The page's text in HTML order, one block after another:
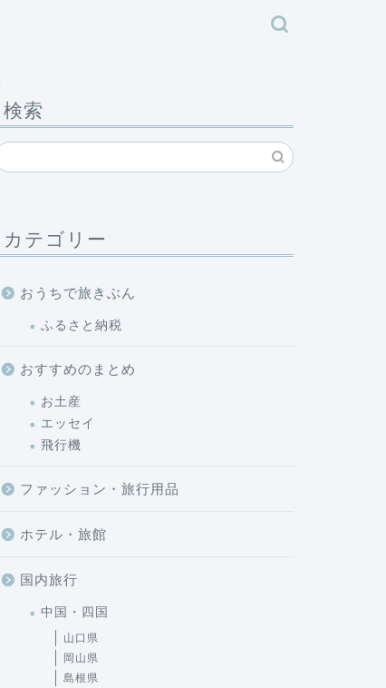
検索
カテゴリー
おうちで旅きぶん
ふるさと納税
おすすめのまとめ
お土産
エッセイ
飛行機
ファッション・旅行用品
ホテル・旅館
国内旅行
中国・四国
山口県
岡山県
島根県